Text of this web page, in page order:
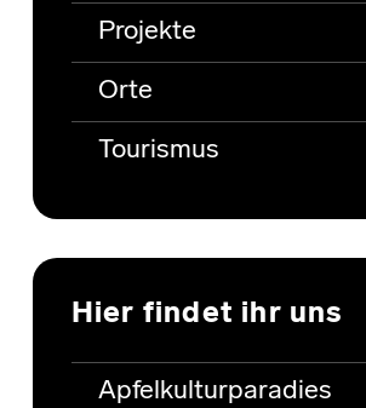
Projekte
Orte
Tourismus
Hier findet ihr uns
Apfelkulturparadies